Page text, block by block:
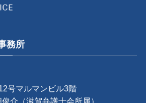
務所
号マルマンビル3階
（滋賀弁護士会所属）